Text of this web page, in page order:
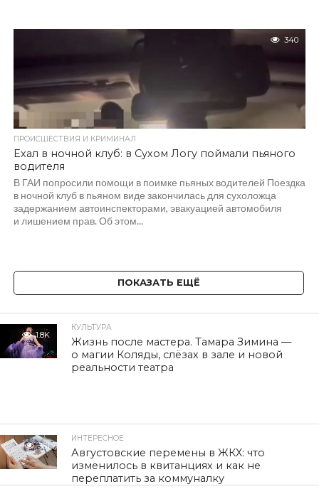
340
ПРОИСШЕСТВИЯ И КРИМИНАЛ
Ехал в ночной клуб: в Сухом Логу поймали пьяного
водителя
В ГАИ попросили помощи в поимке пьяных водителей Поездка
в ночной клуб в пьяном виде закончилась для сухоложца
задержанием автоинспекторами, эвакуацией автомобиля
и лишением прав. Об этом...
ПОКАЗАТЬ ЕЩЁ
1.8K
КУЛЬТУРА
Жизнь после мастера. Тамара Зимина —
о магии Коляды, слёзах в зале и новой
реальности театра
351
ИНТЕРЕСНОЕ
Августовские перемены в ЖКХ: что
изменилось в квитанциях и как не
переплатить за коммуналку